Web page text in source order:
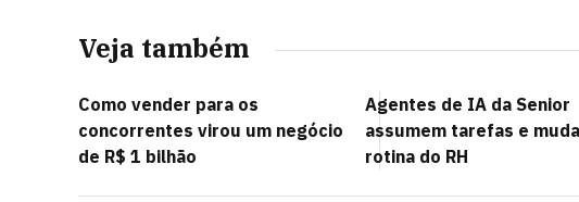
Veja também
Como vender para os
concorrentes virou um negócio
de R$ 1 bilhão
Agentes de IA da Senior
assumem tarefas e
rotina do RH